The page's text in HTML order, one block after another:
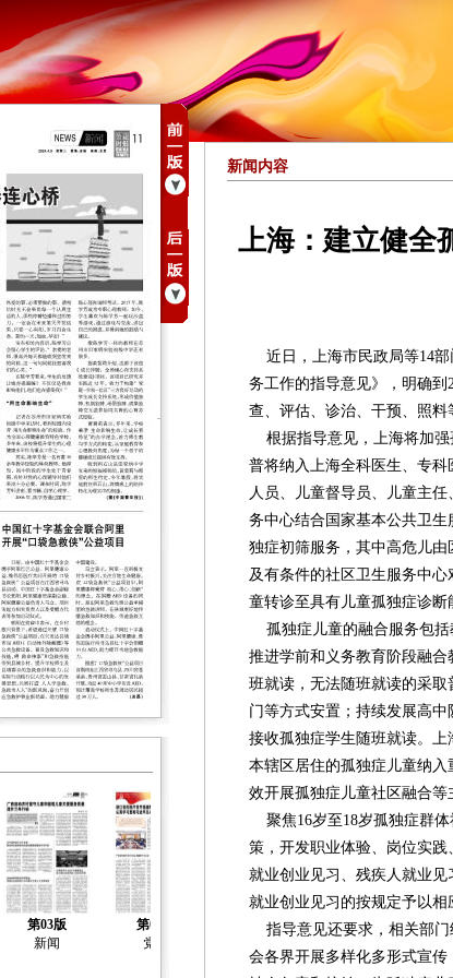
第03版
新闻
第04版
党建
第05版
第06版
新闻内容
上海：建立健全
近日，上海市民政局等14部
务工作的指导意见》，明确
查、评估、诊治、干预、照料
根据指导意见，上海将加强
普将纳入上海全科医生、专
人员、儿童督导员、儿童主
务中心结合国家基本公共卫
独症初筛服务，其中高危儿
及有条件的社区卫生服务中
童转诊至具有儿童孤独症诊断
孤独症儿童的融合服务包括
推进学前和义务教育阶段融
班就读，无法随班就读的采
门等方式安置；持续发展高
接收孤独症学生随班就读。
本辖区居住的孤独症儿童纳
效开展孤独症儿童社区融合等
聚焦16岁至18岁孤独症群体
策，开发职业体验、岗位实
就业创业见习、残疾人就业见
就业创业见习的按规定予以相
指导意见还要求，相关部门
会各界开展多样化多形式宣